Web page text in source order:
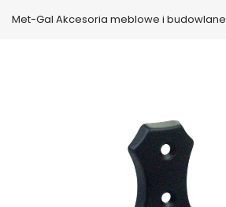
Met-Gal Akcesoria meblowe i budowlane